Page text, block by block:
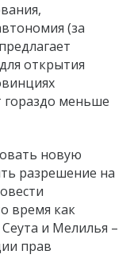
(за
открытия
гораздо меньше
новую
разрешение на
время как
и Мелилья –
прав